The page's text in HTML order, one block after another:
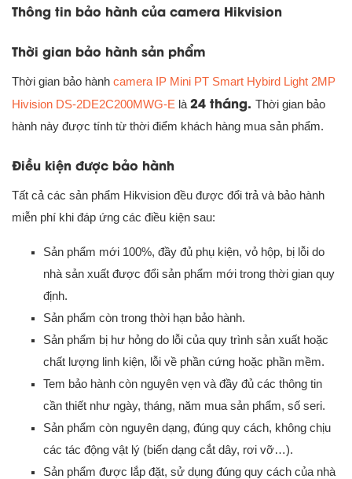
Thông tin bảo hành của camera Hikvision
Thời gian bảo hành sản phẩm
Thời gian bảo hành camera IP Mini PT Smart Hybird Light 2MP
Hivision DS-2DE2C200MWG-E là 24 tháng. Thời gian bảo
hành này được tính từ thời điểm khách hàng mua sản phẩm.
Điều kiện được bảo hành
Tất cả các sản phẩm Hikvision đều được đổi trả và bảo hành
miễn phí khi đáp ứng các điều kiện sau:
Sản phẩm mới 100%, đầy đủ phụ kiện, vỏ hộp, bị lỗi do
nhà sản xuất được đổi sản phẩm mới trong thời gian quy
định.
Sản phẩm còn trong thời hạn bảo hành.
Sản phẩm bị hư hỏng do lỗi của quy trình sản xuất hoặc
chất lượng linh kiện, lỗi về phần cứng hoặc phần mềm.
Tem bảo hành còn nguyên vẹn và đầy đủ các thông tin
cần thiết như ngày, tháng, năm mua sản phẩm, số seri.
Sản phẩm còn nguyên dạng, đúng quy cách, không chịu
các tác động vật lý (biến dạng cắt dây, rơi vỡ…).
Sản phẩm được lắp đặt, sử dụng đúng quy cách của nhà